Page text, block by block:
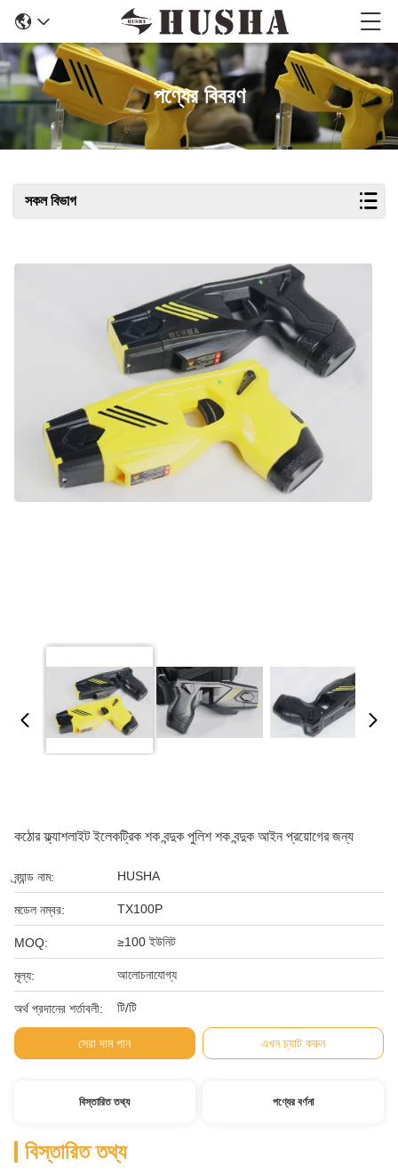
পণ্যের বিবরণ
সকল বিভাগ
কঠোর ফ্ল্যাশলাইট ইলেকট্রিক শক বন্দুক পুলিশ শক বন্দুক আইন প্রয়োগের জন্য
ব্র্যান্ড নাম: HUSHA
মডেল নম্বর: TX100P
MOQ: ≥100 ইউনিট
মূল্য: আলোচনাযোগ্য
অর্থ প্রদানের শর্তাবলী: টি/টি
সেরা দাম পান এখন চ্যাট করুন
বিস্তারিত তথ্য পণ্যের বর্ণনা
বিস্তারিত তথ্য